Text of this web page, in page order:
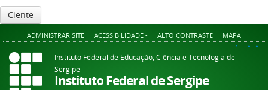
Ciente
ADMINISTRAR SITE ACESSIBILIDADE - ALTO CONTRASTE MAPA
A+ A A-
Instituto Federal de Educação, Ciência e Tecnologia de
Sergipe
Instituto Federal de Sergipe